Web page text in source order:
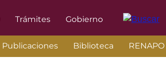
Trámites Gobierno
Publicaciones Biblioteca RENAPO